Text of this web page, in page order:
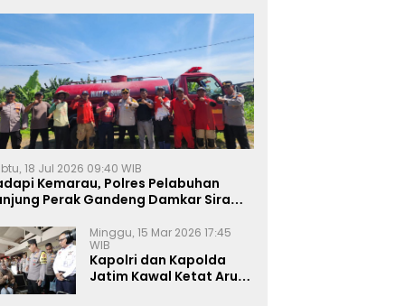
18 Jul 2026 09:40 WIB
Kemarau, Polres Pelabuhan
Perak Gandeng Damkar Siram
Minggu, 15 Mar 2026 17:45
WIB
Kapolri dan Kapolda
Jatim Kawal Ketat Arus